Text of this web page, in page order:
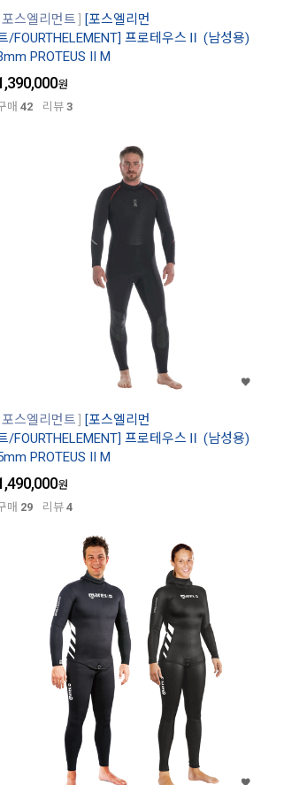
포스엘리먼트
[포스엘리먼
/FOURTHELEMENT] 프로테우스Ⅱ (남성용)
PROTEUS II M
원
매 42 리뷰 3
포스엘리먼트
[포스엘리먼
/FOURTHELEMENT] 프로테우스Ⅱ (남성용)
PROTEUS II M
원
매 29 리뷰 4